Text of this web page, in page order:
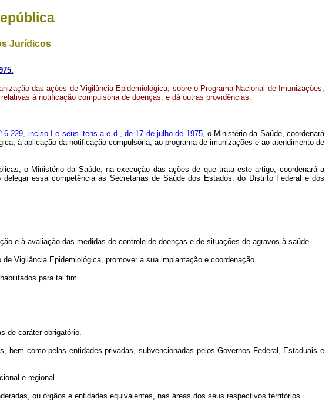
Jurídicos
das ações de Vigilância Epidemiológica, sobre o Programa Nacional de Imunizações,
à notificação compulsória de doenças, e dá outras providências.
6.229, inciso I e seus itens a e d , de 17 de julho de 1975, o Ministério da Saúde, coordenará
à aplicação da notificação compulsória, ao programa de imunizações e ao atendimento de
o Ministério da Saúde, na execução das ações de que trata este artigo, coordenará a
essa competência às Secretarias de Saúde dos Estados, do Distrito Federal e dos
e à avaliação das medidas de controle de doenças e de situações de agravos à saúde.
Vigilância Epidemiológica, promover a sua implantação e coordenação.
para tal fim.
de caráter obrigatório.
bem como pelas entidades privadas, subvencionadas pelos Governos Federal, Estaduais e
e regional.
ou órgãos e entidades equivalentes, nas áreas dos seus respectivos territórios.